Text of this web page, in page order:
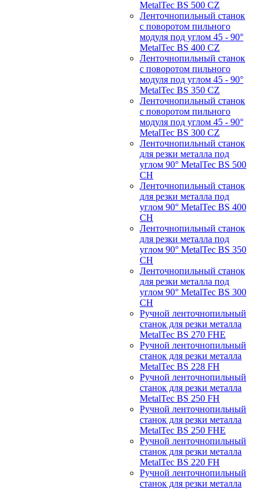
MetalTec BS 500 CZ
Ленточнопильный станок
c поворотом пильного
модуля под углом 45 - 90°
MetalTec BS 400 CZ
Ленточнопильный станок
c поворотом пильного
модуля под углом 45 - 90°
MetalTec BS 350 CZ
Ленточнопильный станок
c поворотом пильного
модуля под углом 45 - 90°
MetalTec BS 300 CZ
Ленточнопильный станок
для резки металла под
углом 90° MetalTec BS 500
CH
Ленточнопильный станок
для резки металла под
углом 90° MetalTec BS 400
CH
Ленточнопильный станок
для резки металла под
углом 90° MetalTec BS 350
CH
Ленточнопильный станок
для резки металла под
углом 90° MetalTec BS 300
CH
Ручной ленточнопильный
станок для резки металла
MetalTec BS 270 FHE
Ручной ленточнопильный
станок для резки металла
MetalTec BS 228 FH
Ручной ленточнопильный
станок для резки металла
MetalTec BS 250 FH
Ручной ленточнопильный
станок для резки металла
MetalTec BS 250 FHЕ
Ручной ленточнопильный
станок для резки металла
MetalTec BS 220 FH
Ручной ленточнопильный
станок для резки металла